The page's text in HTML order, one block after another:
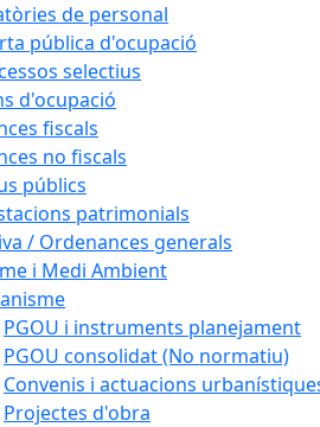
de personal
pública d'ocupació
selectius
d'ocupació
fiscals
no fiscals
públics
patrimonials
/ Ordenances generals
i Medi Ambient
PGOU i instruments planejament
PGOU consolidat (No normatiu)
Convenis i actuacions
Projectes d'obra